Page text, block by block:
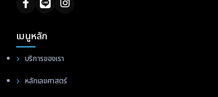
เมนูหลัก
บริการของเรา
หลักเลขศาสตร์